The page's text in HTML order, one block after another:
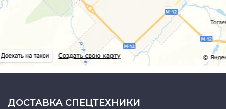
ДОСТАВКА СПЕЦТЕХНИКИ